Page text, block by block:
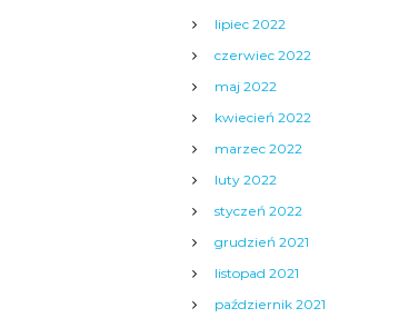
lipiec 2022
czerwiec 2022
maj 2022
kwiecień 2022
marzec 2022
luty 2022
styczeń 2022
grudzień 2021
listopad 2021
październik 2021